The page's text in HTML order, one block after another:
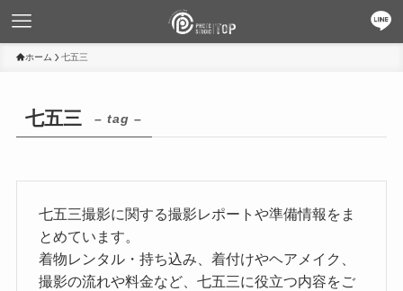
ホーム 七五三
七五三 – tag –
七五三撮影に関する撮影レポートや準備情報をま
とめています。
着物レンタル・持ち込み、着付けやヘアメイク、
撮影の流れや料金など、七五三に役立つ内容をご